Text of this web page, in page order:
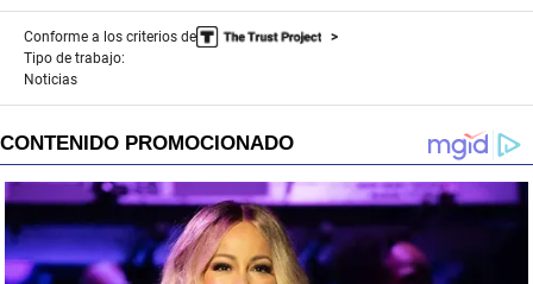
Conforme a los criterios de
Tipo de trabajo:
Noticias